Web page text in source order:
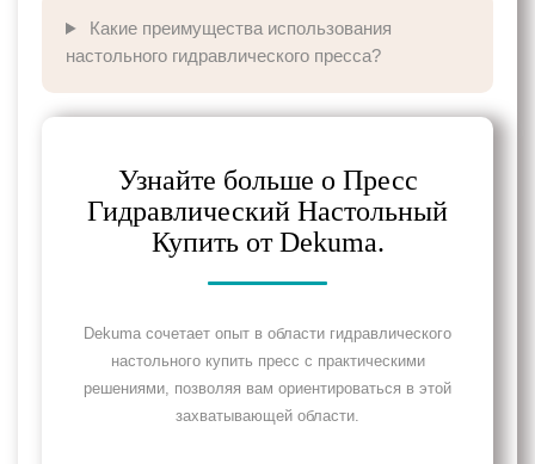
Какие преимущества использования
настольного гидравлического пресса?
Узнайте больше о Пресс
Гидравлический Настольный
Купить от Dekuma.
Dekuma сочетает опыт в области гидравлического
настольного купить пресс с практическими
решениями, позволяя вам ориентироваться в этой
захватывающей области.